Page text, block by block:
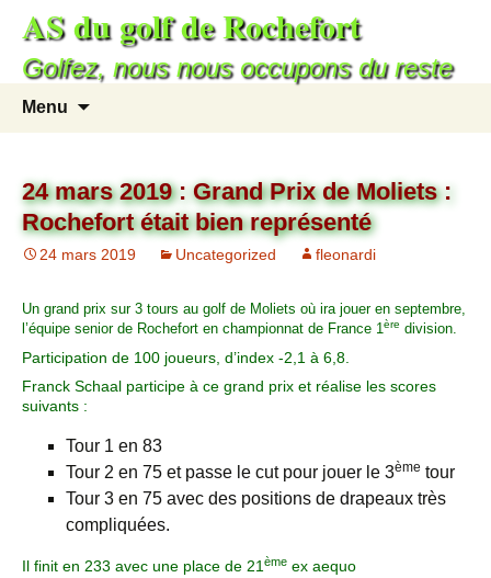
AS du golf de Rochefort
Golfez, nous nous occupons du reste
Menu
24 mars 2019 : Grand Prix de Moliets :
Rochefort était bien représenté
24 mars 2019 Uncategorized fleonardi
Un grand prix sur 3 tours au golf de Moliets où ira jouer en septembre,
l’équipe senior de Rochefort en championnat de France 1ère division.
Participation de 100 joueurs, d’index -2,1 à 6,8.
Franck Schaal participe à ce grand prix et réalise les scores
suivants :
Tour 1 en 83
Tour 2 en 75 et passe le cut pour jouer le 3ème tour
Tour 3 en 75 avec des positions de drapeaux très
compliquées.
Il finit en 233 avec une place de 21 ème ex aequo